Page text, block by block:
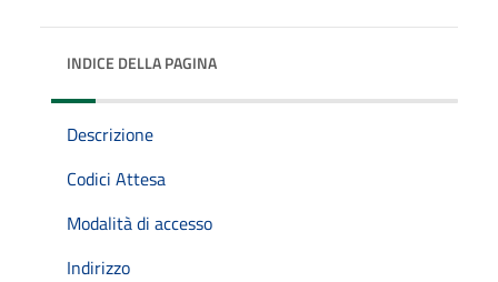
INDICE DELLA PAGINA
Descrizione
Codici Attesa
Modalità di accesso
Indirizzo